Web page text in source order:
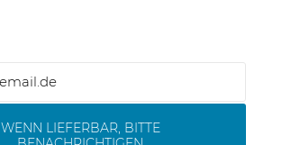
WENN LIEFERBAR, BITTE